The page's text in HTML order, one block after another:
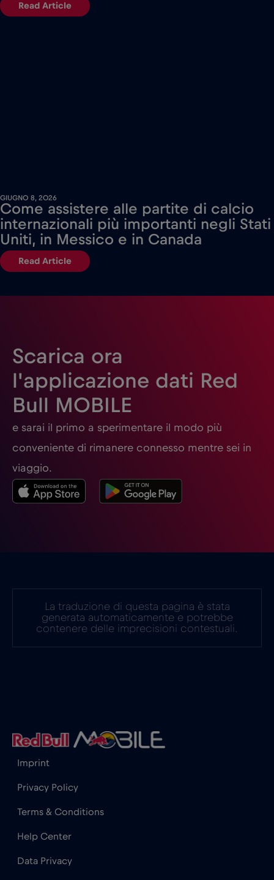
Read Article
GIUGNO 8, 2026
Come assistere alle partite di calcio
internazionali più importanti negli Stati
Uniti, in Messico e in Canada
Read Article
Scarica ora
l'applicazione dati Red
Bull MOBILE
e sarai il primo a sperimentare il modo più
conveniente di rimanere connesso mentre sei in
viaggio.
La traduzione di questa pagina è stata
generata automaticamente e potrebbe
contenere delle imprecisioni contestuali.
Imprint
Privacy Policy
Terms & Conditions
Help Center
Data Privacy